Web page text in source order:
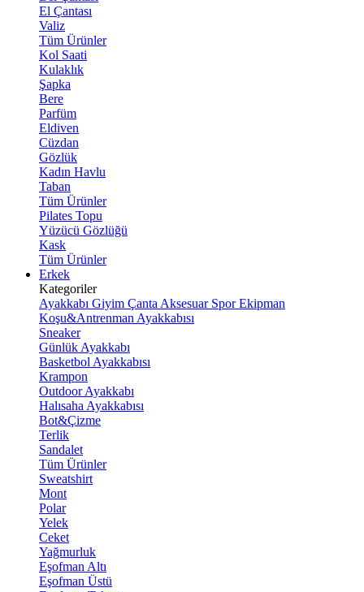
El Çantası
Valiz
Tüm Ürünler
Kol Saati
Kulaklık
Şapka
Bere
Parfüm
Eldiven
Cüzdan
Gözlük
Kadın Havlu
Taban
Tüm Ürünler
Pilates Topu
Yüzücü Gözlüğü
Kask
Tüm Ürünler
Erkek
Kategoriler
Ayakkabı Giyim Çanta Aksesuar Spor Ekipman
Koşu&Antrenman Ayakkabısı
Sneaker
Günlük Ayakkabı
Basketbol Ayakkabısı
Krampon
Outdoor Ayakkabı
Halısaha Ayakkabısı
Bot&Çizme
Terlik
Sandalet
Tüm Ürünler
Sweatshirt
Mont
Polar
Yelek
Ceket
Yağmurluk
Eşofman Altı
Eşofman Üstü